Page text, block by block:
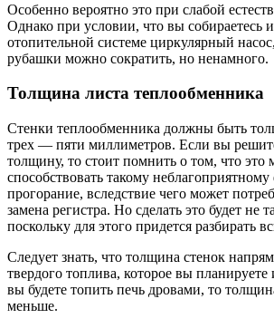
Особенно вероятно это при слабой
Однако при условии, что вы собираетесь
отопительной системе циркулярный
рубашки можно сократить, но ненамного.
Толщина листа теплообменника
Стенки теплообменника должны быть
трех — пяти миллиметров. Если вы
толщину, то стоит помнить о том, что это
способствовать такому неблагоприятному
прогорание, вследствие чего может
замена регистра. Но сделать это будет не
поскольку для этого придется разбирать
Следует знать, что толщина стенок
твердого топлива, которое вы планируете
вы будете топить печь дровами, то
меньше.